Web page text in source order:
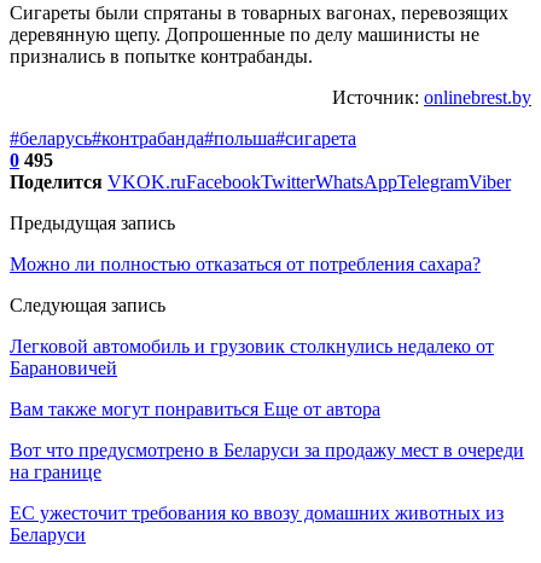
Сигареты были спрятаны в товарных вагонах, перевозящих
деревянную щепу. Допрошенные по делу машинисты не
признались в попытке контрабанды.
Источник: onlinebrest.by
#беларусь#контрабанда#польша#сигарета
0 495
Поделится VKOK.ruFacebookTwitterWhatsAppTelegramViber
Предыдущая запись
Можно ли полностью отказаться от потребления сахара?
Следующая запись
Легковой автомобиль и грузовик столкнулись недалеко от
Барановичей
Вам также могут понравиться Еще от автора
Вот что предусмотрено в Беларуси за продажу мест в очереди
на границе
ЕС ужесточит требования ко ввозу домашних животных из
Беларуси